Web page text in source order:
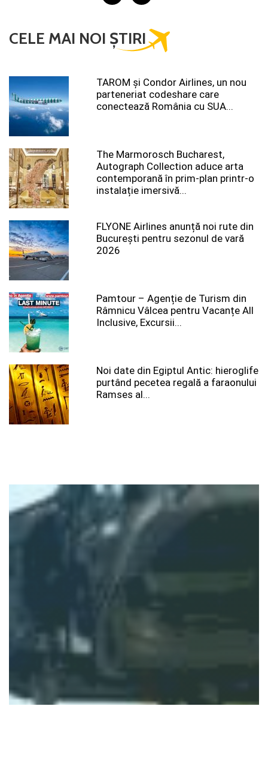
CELE MAI NOI ȘTIRI
TAROM şi Condor Airlines, un nou
parteneriat codeshare care
conectează România cu SUA...
The Marmorosch Bucharest,
Autograph Collection aduce arta
contemporană în prim-plan printr-o
instalație imersivă...
FLYONE Airlines anunță noi rute din
București pentru sezonul de vară
2026
Pamtour – Agenție de Turism din
Râmnicu Vâlcea pentru Vacanțe All
Inclusive, Excursii...
Noi date din Egiptul Antic: hieroglife
purtând pecetea regală a faraonului
Ramses al...